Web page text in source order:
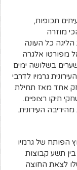
תכופות,
מוזרה
כל העונה
מפורטו אלגרה
בשלושה ימים
גרמיו לדרבי
אחד מאז תחילת
היא לא הפסידה לפחות עם 3 משחקי תיקו רצופים.
העירונית.
– החלוץ הפותח של גרמיו
בו עבר בין תשע קבוצות
לצאת החוצה